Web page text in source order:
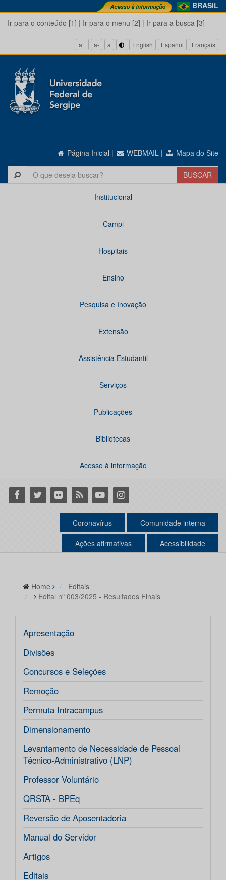
BRASIL
Ir para o conteúdo [1] | Ir para o menu [2] | Ir para a busca [3]
a+ a- a English Español Français
Página Inicial | WEBMAIL | Mapa do Site
Institucional
Campi
Hospitais
Ensino
Pesquisa e Inovação
Extensão
Assistência Estudantil
Serviços
Publicações
Bibliotecas
Acesso à informação
Facebook
Twitter Flickr RSS YoutubeInstagram
Coronavírus Comunidade interna
Ações afirmativas Acessibilidade
Home
Editais
Edital nº 003/2025 - Resultados Finais
Apresentação
Divisões
Concursos e Seleções
Remoção
Permuta Intracampus
Dimensionamento
Levantamento de Necessidade de Pessoal
Técnico-Administrativo (LNP)
Professor Voluntário
QRSTA - BPEq
Reversão de Aposentadoria
Manual do Servidor
Artigos
Editais